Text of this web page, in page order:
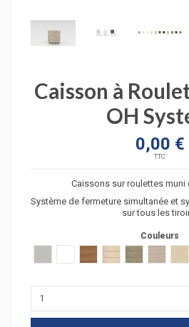
Caisson à
OH
0,00 €
TTC
Caissons sur roulettes muni
Système de fermeture simultanée et
sur tous les
Couleurs
poirieracacia clairacacia fonçé